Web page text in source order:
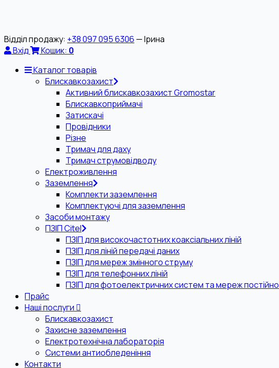
Відділ продажу: +38 097 095 6306 — Ірина
Вхід
Кошик: 0
Каталог товарів
Блискавкозахист
Активний блискавкозахист Gromostar
Блискавкоприймачі
Затискачі
Провідники
Різне
Тримач для даху
Тримач струмовідводу
Електроживлення
Заземлення
Комплекти заземлення
Комплектуючі для заземлення
Засоби монтажу
ПЗІП Citel
ПЗІП для високочастотних коаксіальних ліній
ПЗІП для ліній передачі даних
ПЗІП для мереж змінного струму
ПЗІП для телефонних ліній
ПЗІП для фотоелектричних систем та мереж
Прайс
Наші послуги
Блискавкозахист
Захисне заземлення
Електротехнічна лабораторія
Системи антиобледеніння
Контакти